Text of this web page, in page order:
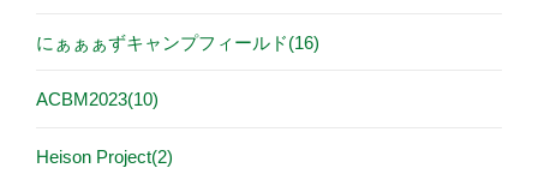
にぁぁぁずキャンプフィールド(16)
ACBM2023(10)
Heison Project(2)